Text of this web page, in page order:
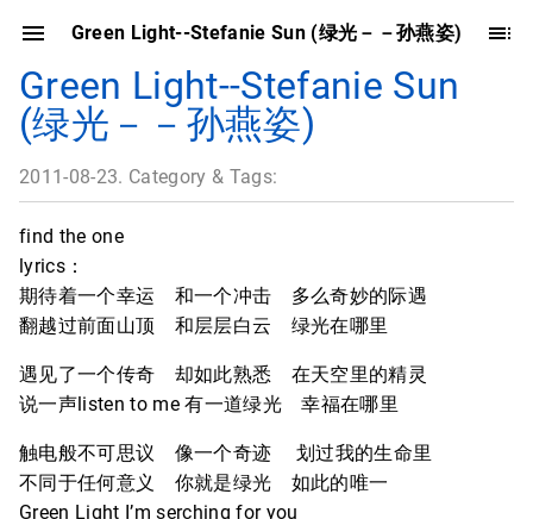
Green Light--Stefanie Sun (绿光－－孙燕姿)
Green Light--Stefanie Sun
(绿光－－孙燕姿)
2011-08-23. Category & Tags:
find the one
lyrics：
期待着一个幸运 和一个冲击 多么奇妙的际遇
翻越过前面山顶 和层层白云 绿光在哪里
遇见了一个传奇 却如此熟悉 在天空里的精灵
说一声listen to me 有一道绿光 幸福在哪里
触电般不可思议 像一个奇迹 划过我的生命里
不同于任何意义 你就是绿光 如此的唯一
Green Light I’m serching for you